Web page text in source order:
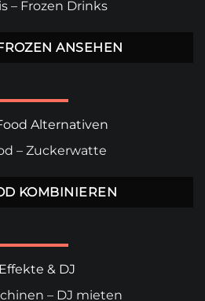
– Frozen Drinks
ANSEHEN
Alternativen
– Zuckerwatte
KOMBINIEREN
& DJ
– DJ mieten